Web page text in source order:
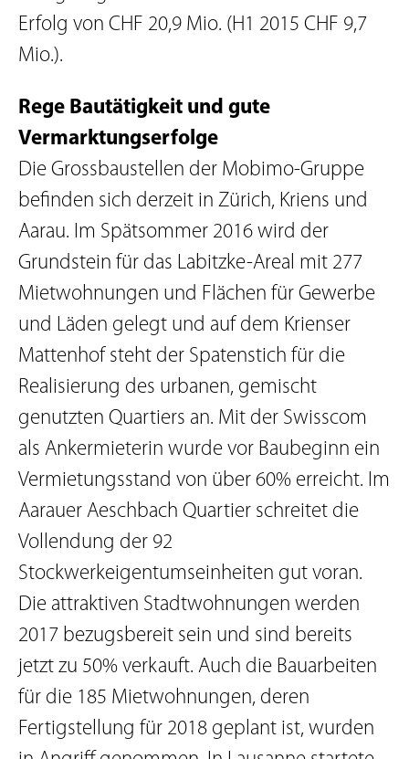
Erfolg von CHF 20,9 Mio. (H1 2015 CHF 9,7
Mio.).
Rege Bautätigkeit und gute
Vermarktungserfolge
Die Grossbaustellen der Mobimo-Gruppe
befinden sich derzeit in Zürich, Kriens und
Aarau. Im Spätsommer 2016 wird der
Grundstein für das Labitzke-Areal mit 277
Mietwohnungen und Flächen für Gewerbe
und Läden gelegt und auf dem Krienser
Mattenhof steht der Spatenstich für die
Realisierung des urbanen, gemischt
genutzten Quartiers an. Mit der Swisscom
als Ankermieterin wurde vor Baubeginn ein
Vermietungsstand von über 60% erreicht. Im
Aarauer Aeschbach Quartier schreitet die
Vollendung der 92
Stockwerkeigentumseinheiten gut voran.
Die attraktiven Stadtwohnungen werden
2017 bezugsbereit sein und sind bereits
jetzt zu 50% verkauft. Auch die Bauarbeiten
für die 185 Mietwohnungen, deren
Fertigstellung für 2018 geplant ist, wurden